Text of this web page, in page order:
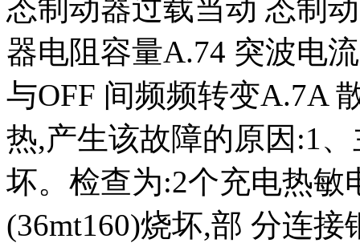
态制动器过载当动 态制
器电阻容量A.74 突波电
与OFF 间频频转变A.7A
热,产生该故障的原因:1
坏。检查为:2个充电热敏
(36mt160)烧坏,部 分连